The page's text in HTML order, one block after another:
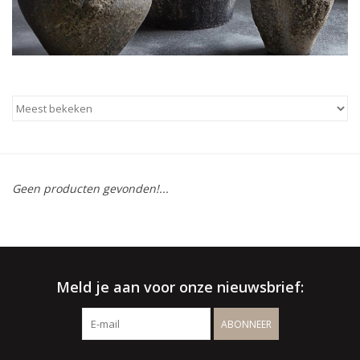
Geen producten gevonden!...
Meld je aan voor onze nieuwsbrief:
ABONNEER